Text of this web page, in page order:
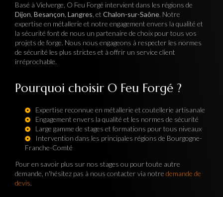
Basé à Vielverge, O Feu Forgé intervient dans les régions de
Dijon Besançon Langres , et Chalon-sur-Saône. Notre
expertise en métallerie et notre engagement envers la qualité et
la sécurité font de nous un partenaire de choix pour tous vos
projets de forge. Nous nous engageons à respecter les normes
de sécurité les plus strictes et à offrir un service client
irréprochable.
Pourquoi choisir O Feu Forgé ?
Expertise reconnue en métallerie et coutellerie artisanale
Engagement envers la qualité et les normes de sécurité
Large gamme de stages et formations pour tous niveaux
Intervention dans les principales régions de Bourgogne-
Franche-Comté
Pour en savoir plus sur nos stages ou pour toute autre
demande, n'hésitez pas à nous contacter via notre demande de
devis.